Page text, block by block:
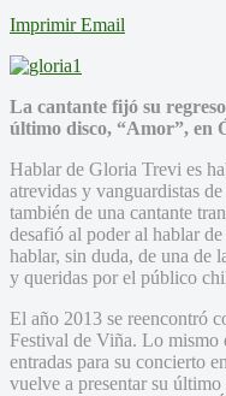
Imprimir Email
La cantante fijó su
último disco, “Amor”, en
Hablar de Gloria Trevi es
atrevidas y vanguardistas
también de una cantante
desafió al poder al hablar
hablar, sin duda, de una de
y queridas por el público
El año 2013 se reencontró
Festival de Viña. Lo mismo
entradas para su concierto
vuelve a presentar su